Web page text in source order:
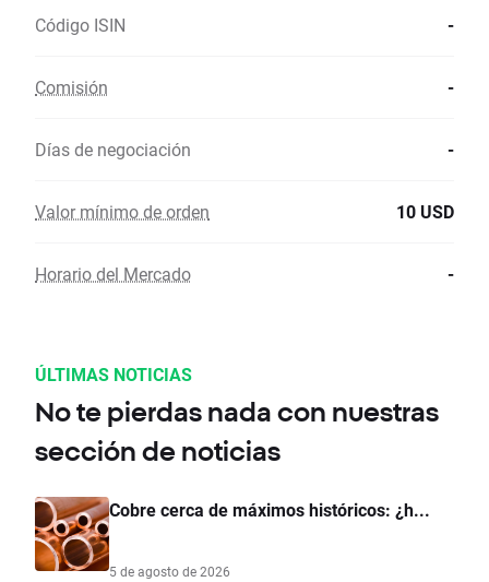
Código ISIN -
Comisión -
Días de negociación -
Valor mínimo de orden 10 USD
Horario del Mercado -
ÚLTIMAS NOTICIAS
No te pierdas nada con nuestras
sección de noticias
Cobre cerca de máximos históricos: ¿h...
5 de agosto de 2026